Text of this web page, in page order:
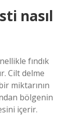
nasıl
fındık
Cilt delme
miktarının
bölgenin
içerir.